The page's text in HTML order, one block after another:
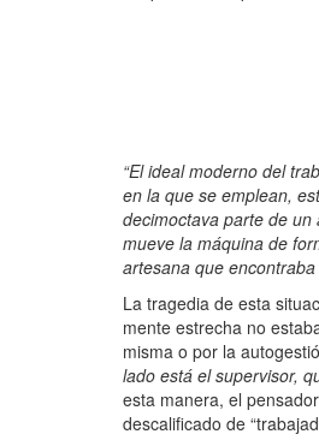
“El ideal moderno del
en la que se emplean,
decimoctava parte de un
mueve la máquina de
artesana que
La tragedia de esta
mente estrecha no
misma o por la
lado está el supervisor,
esta manera, el
descalificado de